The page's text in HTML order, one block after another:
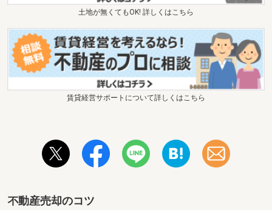
土地が無くてもOK! 詳しくはこちら
賃貸経営サポートについて詳しくはこちら
不動産売却のコツ